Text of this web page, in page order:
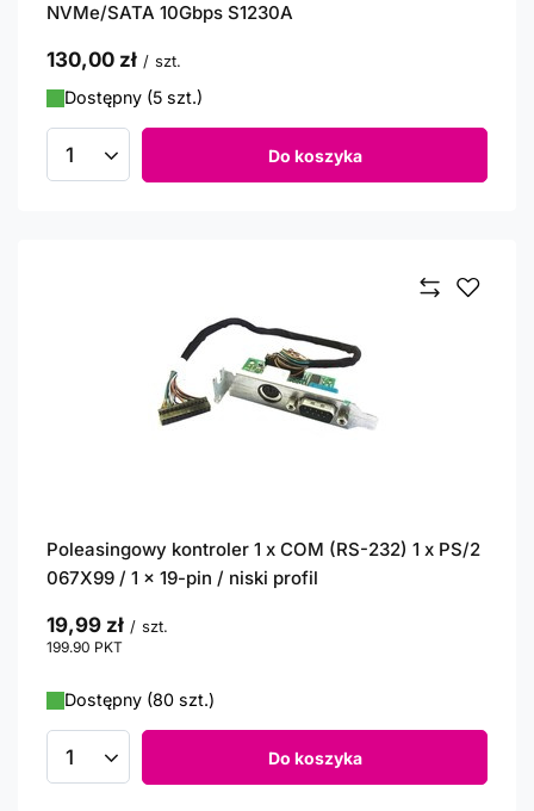
NVMe/SATA 10Gbps S1230A
130,00 zł / szt.
Dostępny (5 szt.)
Ilość produktów Do koszyka
Poleasingowy kontroler 1 x COM (RS-232) 1 x PS/2
067X99 / 1 x 19-pin / niski profil
19,99 zł / szt.
199.90 PKT
Dostępny (80 szt.)
Ilość produktów Do koszyka